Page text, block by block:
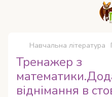
Навчальна література
Тренажер з
віднімання в